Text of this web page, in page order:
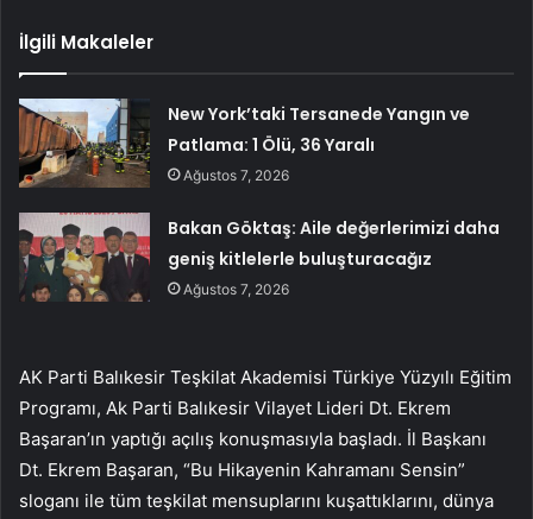
İlgili Makaleler
New York’taki Tersanede Yangın ve
Patlama: 1 Ölü, 36 Yaralı
Ağustos 7, 2026
Bakan Göktaş: Aile değerlerimizi daha
geniş kitlelerle buluşturacağız
Ağustos 7, 2026
AK Parti Balıkesir Teşkilat Akademisi Türkiye Yüzyılı Eğitim
Programı, Ak Parti Balıkesir Vilayet Lideri Dt. Ekrem
Başaran’ın yaptığı açılış konuşmasıyla başladı. İl Başkanı
Dt. Ekrem Başaran, “Bu Hikayenin Kahramanı Sensin”
sloganı ile tüm teşkilat mensuplarını kuşattıklarını, dünya